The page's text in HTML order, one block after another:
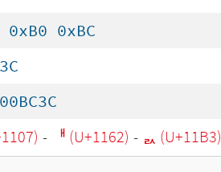
0xB0 0xBC
- ᅢ (U+1162) - ᆳ (U+11B3)